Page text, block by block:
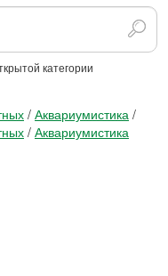
категории
/ Аквариумистика /
/ Аквариумистика